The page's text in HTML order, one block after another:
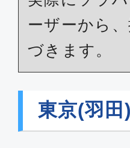
ーザーから
づきます。
東京(羽